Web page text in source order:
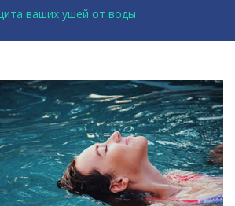
ваших ушей от воды